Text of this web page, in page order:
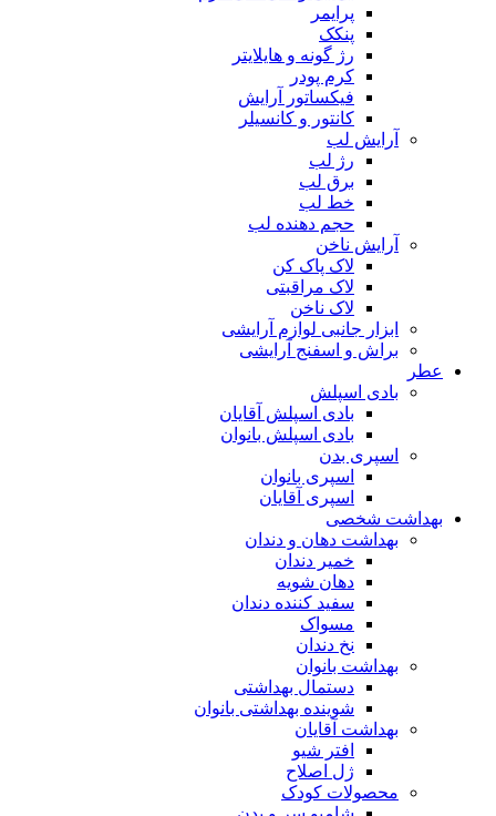
پرایمر
پنکک
رژ گونه و هایلایتر
کرم پودر
فیکساتور آرایش
کانتور و کانسیلر
آرایش لب
رژ لب
برق لب
خط لب
حجم دهنده لب
آرایش ناخن
لاک پاک کن
لاک مراقبتی
لاک ناخن
ابزار جانبی لوازم آرایشی
براش و اسفنج آرایشی
عطر
بادی اسپلش
بادی اسپلش آقایان
بادی اسپلش بانوان
اسپری بدن
اسپری بانوان
اسپری آقایان
بهداشت شخصی
بهداشت دهان و دندان
خمیر دندان
دهان شویه
سفید کننده دندان
مسواک
نخ دندان
بهداشت بانوان
دستمال بهداشتی
شوینده بهداشتی بانوان
بهداشت آقایان
افتر شیو
ژل اصلاح
محصولات کودک